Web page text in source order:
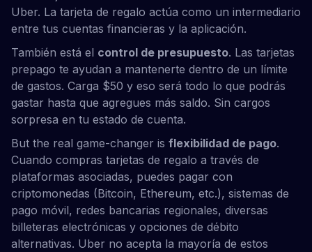
Uber. La tarjeta de regalo actúa como un intermediario
entre tus cuentas financieras y la aplicación.
También está el control de presupuesto. Las tarjetas
prepago te ayudan a mantenerte dentro de un límite
de gastos. Carga $50 y eso será todo lo que podrás
gastar hasta que agregues más saldo. Sin cargos
sorpresa en tu estado de cuenta.
But the real game-changer is flexibilidad de pago.
Cuando compras tarjetas de regalo a través de
plataformas asociadas, puedes pagar con
criptomonedas (Bitcoin, Ethereum, etc.), sistemas de
pago móvil, redes bancarias regionales, diversas
billeteras electrónicas y opciones de débito
alternativas. Uber no acepta la mayoría de estos